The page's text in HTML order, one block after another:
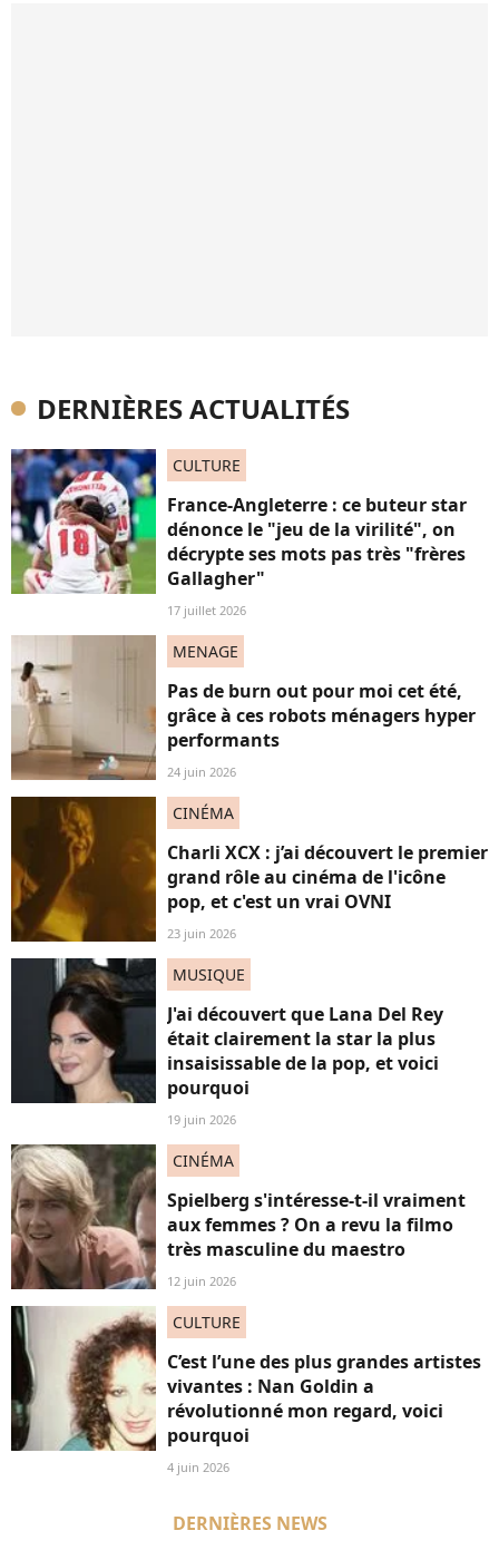
DERNIÈRES ACTUALITÉS
CULTURE
France-Angleterre : ce buteur star
dénonce le "jeu de la virilité", on
décrypte ses mots pas très "frères
Gallagher"
17 juillet 2026
MENAGE
Pas de burn out pour moi cet été,
grâce à ces robots ménagers hyper
performants
24 juin 2026
CINÉMA
Charli XCX : j’ai découvert le premier
grand rôle au cinéma de l'icône
pop, et c'est un vrai OVNI
23 juin 2026
MUSIQUE
J'ai découvert que Lana Del Rey
était clairement la star la plus
insaisissable de la pop, et voici
pourquoi
19 juin 2026
CINÉMA
Spielberg s'intéresse-t-il vraiment
aux femmes ? On a revu la filmo
très masculine du maestro
12 juin 2026
CULTURE
C’est l’une des plus grandes artistes
vivantes : Nan Goldin a
révolutionné mon regard, voici
pourquoi
4 juin 2026
DERNIÈRES NEWS